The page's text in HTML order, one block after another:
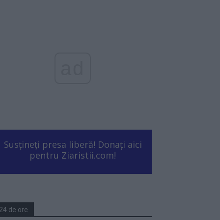
Susțineți presa liberă! Donați aici
pentru Ziaristii.com!
de ore